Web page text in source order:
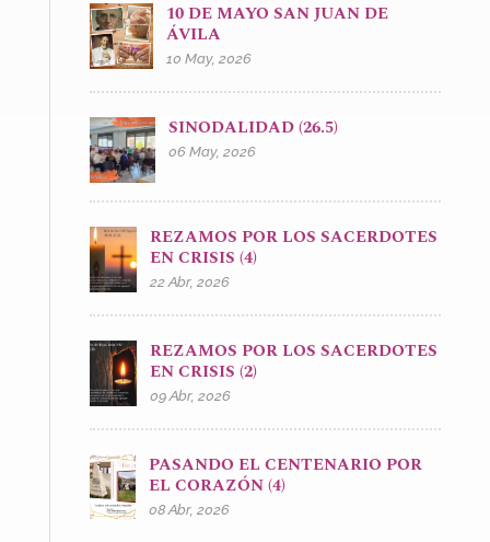
10 DE MAYO SAN JUAN DE
ÁVILA
10 May, 2026
SINODALIDAD (26.5)
06 May, 2026
REZAMOS POR LOS SACERDOTES
EN CRISIS (4)
22 Abr, 2026
REZAMOS POR LOS SACERDOTES
EN CRISIS (2)
09 Abr, 2026
PASANDO EL CENTENARIO POR
EL CORAZÓN (4)
08 Abr, 2026